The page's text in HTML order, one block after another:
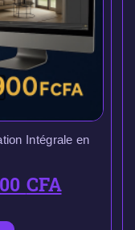
Intégrale en
CFA